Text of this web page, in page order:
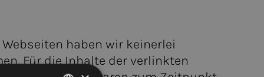
haben wir keinerlei
Für die Inhalte der verlinkten